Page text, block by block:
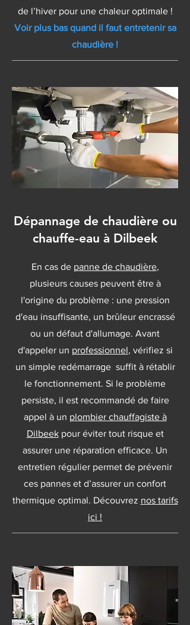
de l’hiver pour une chaleur optimale !
Voir plus bas quand il faut entretenir sa
chaudière !
Dépannage de chaudière ou
chauffe-eau à Dilbeek
En cas de panne de chaudière,
plusieurs causes peuvent être à
l'origine du problème : une pression
d'eau insuffisante, un brûleur encrassé
ou un défaut d'allumage. Avant
d'appeler un professionnel, vérifiez si
un simple redémarrage suffit à rétablir
le fonctionnement. Si le problème
persiste, il est recommandé de faire
appel à un plombier chauffagiste à
Dilbeek pour éviter tout risque et
assurer une réparation efficace. Un
entretien régulier permet de prévenir
ces pannes et d’assurer un confort
thermique optimal. Découvrez nos tarifs
ici !